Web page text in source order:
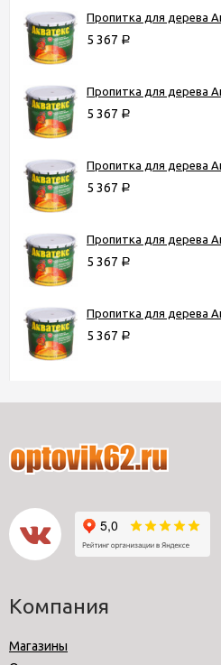
Пропитка для дерева
5 367 Р
Пропитка для дерева
5 367 Р
Пропитка для дерева
5 367 Р
Пропитка для дерева
5 367 Р
Пропитка для дерева
5 367 Р
Компания
Магазины